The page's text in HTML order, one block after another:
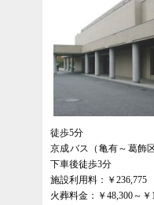
徒歩5分
京成バス（亀有～葛飾
下車後徒歩3分
施設利用料：￥
火葬料金：￥48,300～￥